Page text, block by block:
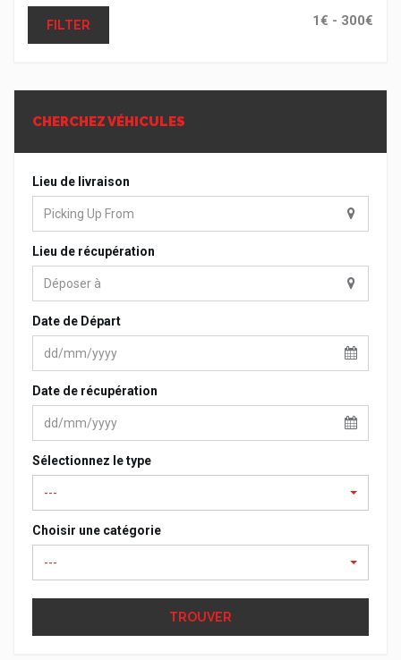
FILTER
CHERCHEZ VÉHICULES
Lieu de livraison
Lieu de récupération
Date de Départ
Date de récupération
Sélectionnez le type
---
Choisir une catégorie
---
TROUVER